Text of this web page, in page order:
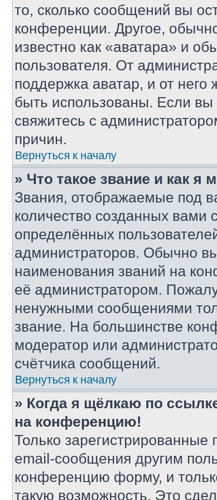
то, сколько сообщений вы
конференции. Другое,
известно как «аватара» и
пользователя. От
поддержка аватар, и от него
быть использованы. Если
свяжитесь с
причин.
Вернуться к началу
» Что такое звание и как я
Звания, отображаемые под
количество созданных
определённых
администраторов. Обычно
наименования званий на
её администратором.
ненужными сообщениями
звание. На большинстве
модератор или
счётчика сообщений.
Вернуться к началу
» Когда я щёлкаю по
на конференцию!
Только зарегистрированные
email-сообщения другим
конференцию форму, и
такую возможность. Это